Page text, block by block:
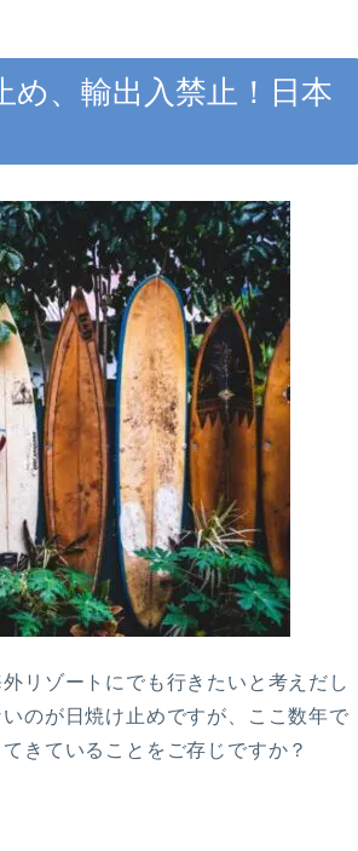
、輸出入禁止！日本
リゾートにでも行きたいと考えだし
のが日焼け止めですが、ここ数年で
きていることをご存じですか？